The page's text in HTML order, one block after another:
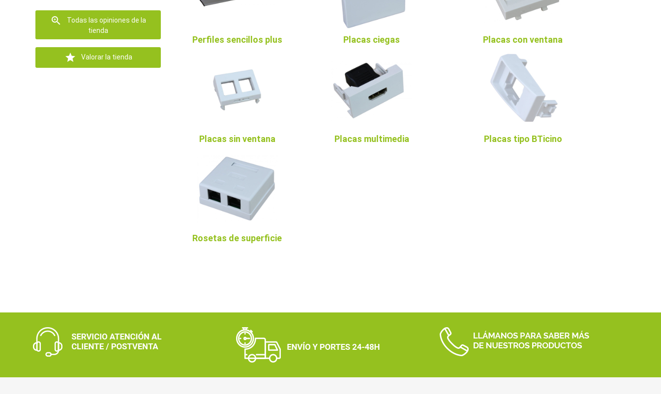

Todas las opiniones de la
tienda
 Valorar la tienda
Perfiles sencillos plus Placas ciegas Placas con ventana
Placas sin ventana Placas multimedia Placas tipo BTicino
Rosetas de superficie